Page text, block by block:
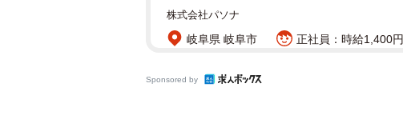
株式会社パソナ
岐阜県 岐阜市 正社員：時給1,400円
Sponsored by